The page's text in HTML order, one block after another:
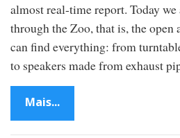
almost real-time report. Today
through the Zoo, that is, the open
can find everything: from
to speakers made from exhaust
Mais...